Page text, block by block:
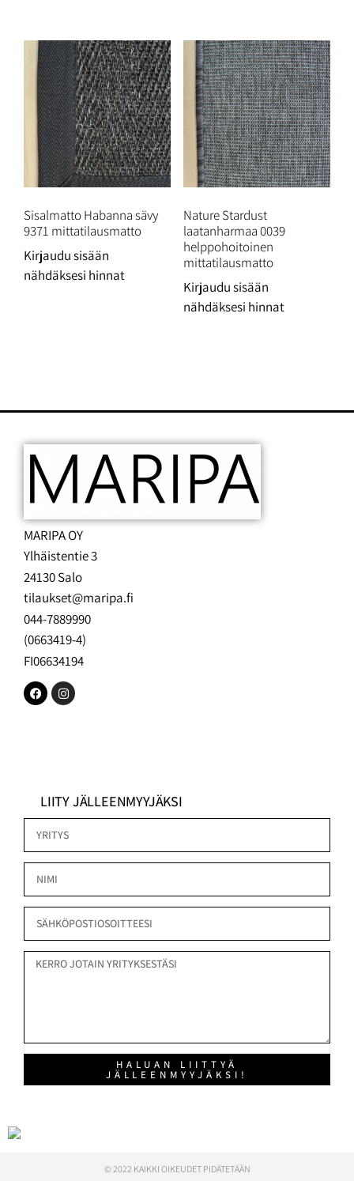
Sisalmatto Habanna sävy
9371 mittatilausmatto
Kirjaudu sisään
nähdäksesi hinnat
Nature Stardust
laatanharmaa 0039
helppohoitoinen
mittatilausmatto
Kirjaudu sisään
nähdäksesi hinnat
MARIPA OY
Ylhäistentie 3
24130 Salo
tilaukset@maripa.fi
044-7889990
(0663419-4)
FI06634194
LIITY JÄLLEENMYYJÄKSI
HALUAN LIITTYÄ
JÄLLEENMYYJÄKSI!
© 2022 KAIKKI OIKEUDET PIDÄTETÄÄN